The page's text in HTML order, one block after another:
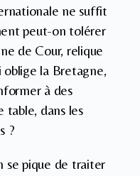
ne suffit
peut-on tolérer
de Cour, relique
oblige la Bretagne,
à des
table, dans les
?
se pique de traiter